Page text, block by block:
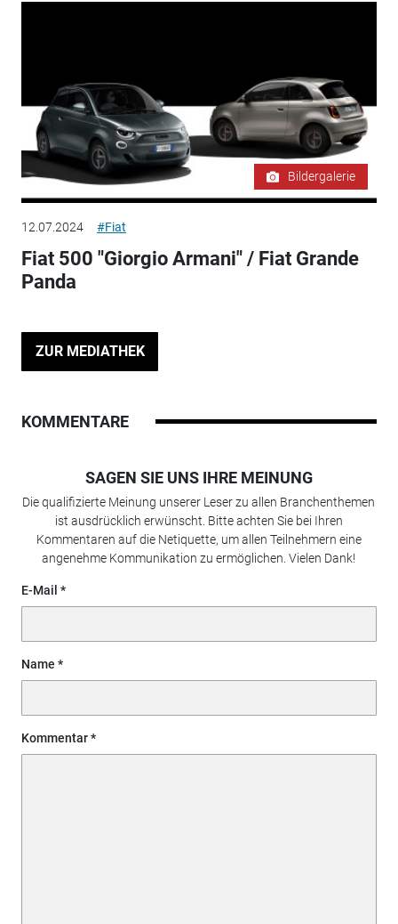
Bildergalerie
12.07.2024 #Fiat
Fiat 500 "Giorgio Armani" / Fiat Grande
Panda
ZUR MEDIATHEK
KOMMENTARE
SAGEN SIE UNS IHRE MEINUNG
Die qualifizierte Meinung unserer Leser zu allen Branchenthemen
ist ausdrücklich erwünscht. Bitte achten Sie bei Ihren
Kommentaren auf die Netiquette, um allen Teilnehmern eine
angenehme Kommunikation zu ermöglichen. Vielen Dank!
E-Mail
Name
Kommentar